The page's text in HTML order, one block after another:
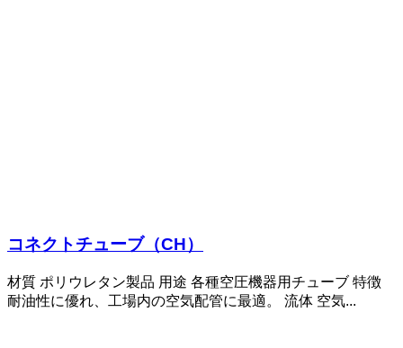
コネクトチューブ（CH）
材質 ポリウレタン製品 用途 各種空圧機器用チューブ 特徴
耐油性に優れ、工場内の空気配管に最適。 流体 空気...